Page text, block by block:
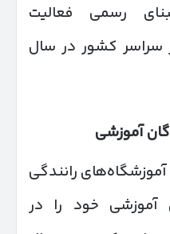
رسمی فعالیت
سراسر کشور در سال
آموزشی
رانندگی
آموزشی خود را در